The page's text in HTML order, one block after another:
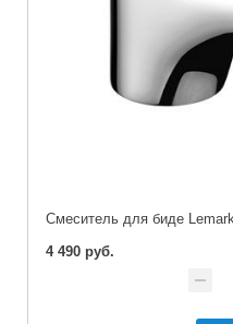
Cмеситель для биде
4 490 руб.